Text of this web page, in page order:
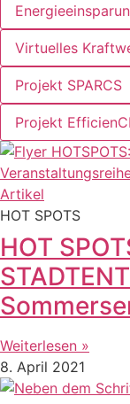
Virtuelles
Projekt SPARCS
Projekt
HOT SPOTS
HOT
Weiterlesen »
8. April 2021